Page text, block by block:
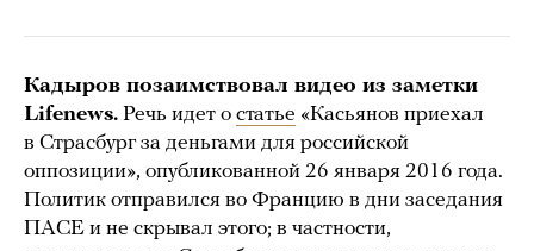
Кадыров позаимствовал видео из заметки
Lifenews. Речь идет о статье «Касьянов приехал
в Страсбург за деньгами для российской
оппозиции», опубликованной 26 января 2016 года.
Политик отправился во Францию в дни заседания
ПАСЕ и не скрывал этого; в частности,